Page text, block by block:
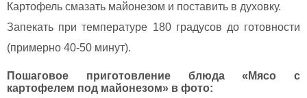
Картофель смазать майонезом и поставить в духовку.
Запекать при температуре 180 градусов до готовности
(примерно 40-50 минут).
Пошаговое приготовление блюда «Мясо с
картофелем под майонезом» в фото: